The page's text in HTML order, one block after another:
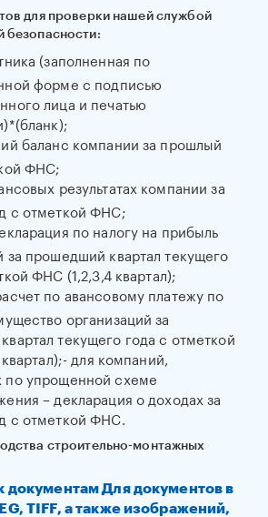
для проверки нашей службой
безопасности:
(заполненная по
форме с подписью
лица и печатью
баланс компании за прошлый
ФНС;
результатах компании за
с отметкой ФНС;
по налогу на прибыль
за прошедший квартал текущего
ФНС (1,2,3,4 квартал);
по авансовому платежу по
организаций за
текущего года с отметкой
для компаний,
по упрощенной схеме
– декларация о доходах за
с отметкой ФНС.
строительно-монтажных
документам Для документов в
TIFF, а также изображений,